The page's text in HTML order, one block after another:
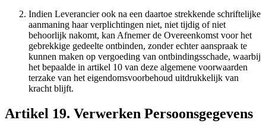
Indien Leverancier ook na een daartoe strekkende schriftelijke
aanmaning haar verplichtingen niet, niet tijdig of niet
behoorlijk nakomt, kan Afnemer de Overeenkomst voor het
gebrekkige gedeelte ontbinden, zonder echter aanspraak te
kunnen maken op vergoeding van ontbindingsschade, waarbij
het bepaalde in artikel 10 van deze algemene voorwaarden
terzake van het eigendomsvoorbehoud uitdrukkelijk van
kracht blijft.
Artikel 19. Verwerken Persoonsgegevens